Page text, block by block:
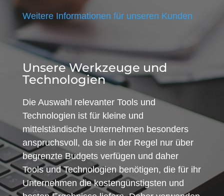
Weitere Informationen für unseren Kunden
Unsere Werkzeuge und
Technologien
Die Auswahl relevanter Tools und
Technologien ist für kleine und
mittelständische Unternehmen besonders
anspruchsvoll, da sie in der Regel nur über
begrenzte Budgets verfügen und daher
Tools und Technologien benötigen, die für ihr
Unternehmen die kostengünstigsten und